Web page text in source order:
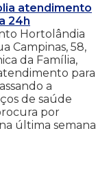
atendimento
24h
Hortolândia
Campinas, 58,
da Família,
para
a
de saúde
por
última semana